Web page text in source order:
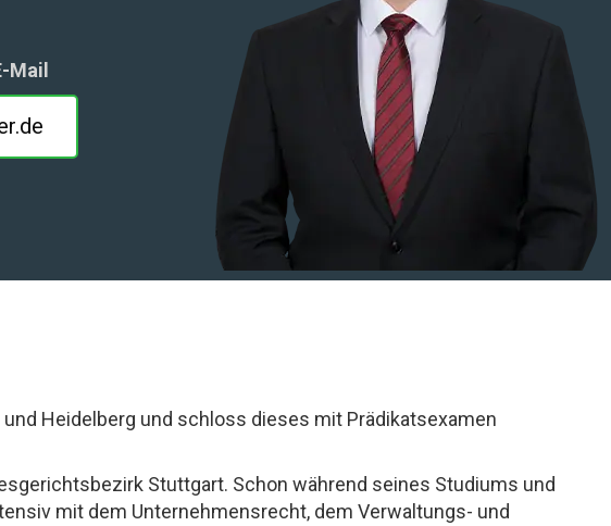
Mail
Heidelberg und schloss dieses mit Prädikatsexamen
Stuttgart. Schon während seines Studiums und
mit dem Unternehmensrecht, dem Verwaltungs- und